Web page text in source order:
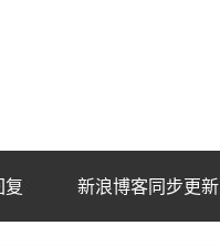
复 新浪博客同步更新